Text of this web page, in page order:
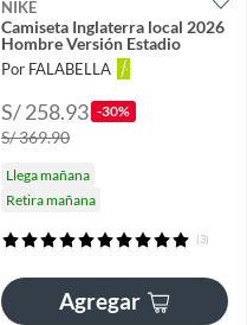
NIKE
Camiseta Inglaterra local 2026
Hombre Versión Estadio
Por FALABELLA
S/ 258.93 -30%
S/ 369.90
Llega mañana
Retira mañana
(3)
Agregar